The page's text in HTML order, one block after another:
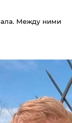
Между ними